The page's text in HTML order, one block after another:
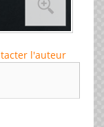
l'auteur